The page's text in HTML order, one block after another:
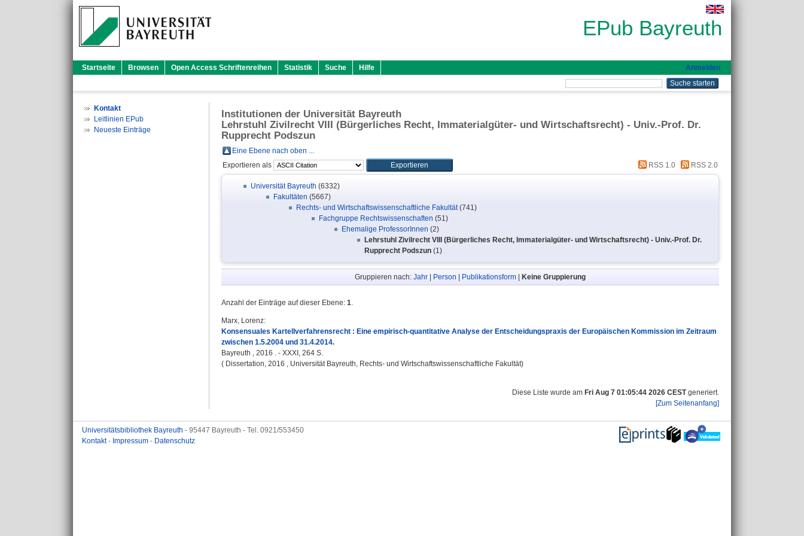
EPub Bayreuth
Startseite Browsen Open Access Schriftenreihen Statistik Suche Hilfe Anmelden
Kontakt
Leitlinien EPub
Neueste Einträge
Institutionen der Universität Bayreuth
Lehrstuhl Zivilrecht VIII (Bürgerliches Recht, Immaterialgüter- und Wirtschaftsrecht) - Univ.-Prof. Dr.
Rupprecht Podszun
Eine Ebene nach oben ...
Exportieren als
RSS 1.0 RSS 2.0
Universität Bayreuth (6332)
Fakultäten (5667)
Rechts- und Wirtschaftswissenschaftliche Fakultät(741)
Fachgruppe Rechtswissenschaften (51)
Ehemalige ProfessorInnen (2)
Lehrstuhl Zivilrecht VIII (Bürgerliches Recht, Immaterialgüter- und Wirtschaftsrecht) - Univ.-Prof. Dr.
Rupprecht Podszun (1)
Gruppieren nach: Jahr Person Publikationsform Keine Gruppierung
Anzahl der Einträge auf dieser Ebene: 1.
Marx, Lorenz:
Konsensuales Kartellverfahrensrecht : Eine empirisch-quantitative Analyse der Entscheidungspraxis der Europäischen Kommission im Zeitraum
zwischen 1.5.2004 und 31.4.2014.
Bayreuth , 2016 . - XXXI, 264 S.
( Dissertation, 2016 , Universität Bayreuth, Rechts- und Wirtschaftswissenschaftliche Fakultät)
Diese Liste wurde am Fri Aug 7 01:05:44 2026 CESTgeneriert.
[Zum Seitenanfang]
Universitätsbibliothek Bayreuth - 95447 Bayreuth - Tel. 0921/553450
Kontakt- Impressum - Datenschutz